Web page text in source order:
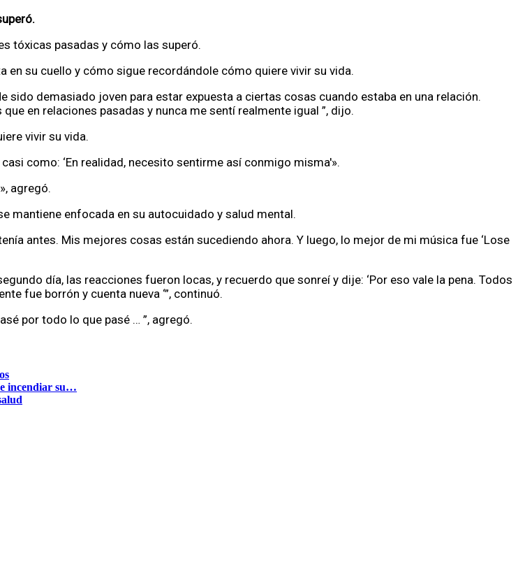
tóxicas pasadas y cómo las superó.
en su cuello y cómo sigue recordándole cómo quiere vivir su vida.
sido demasiado joven para estar expuesta a ciertas cosas cuando estaba en una relación.
en relaciones pasadas y nunca me sentí realmente igual ”, dijo.
vivir su vida.
como: ‘En realidad, necesito sentirme así conmigo misma'».
agregó.
mantiene enfocada en su autocuidado y salud mental.
antes. Mis mejores cosas están sucediendo ahora. Y luego, lo mejor de mi música fue ‘Lose
día, las reacciones fueron locas, y recuerdo que sonreí y dije: ‘Por eso vale la pena. Todos
fue borrón y cuenta nueva ‘”, continuó.
por todo lo que pasé … ”, agregó.
incendiar su…